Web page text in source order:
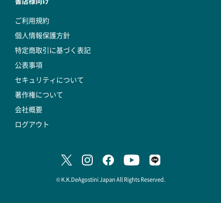
ご利用規約
個人情報保護方針
特定商取引に基づく表記
公表事項
セキュリティについて
著作権について
会社概要
ログアウト
© K.K.DeAgostini Japan All Rights Reserved.